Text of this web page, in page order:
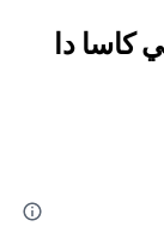
كاسا دا